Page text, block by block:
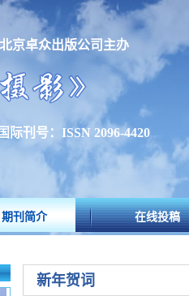
京卓众出版公司主办
际刊号：ISSN 2096-4420
期刊简介 在线投稿
新年贺词